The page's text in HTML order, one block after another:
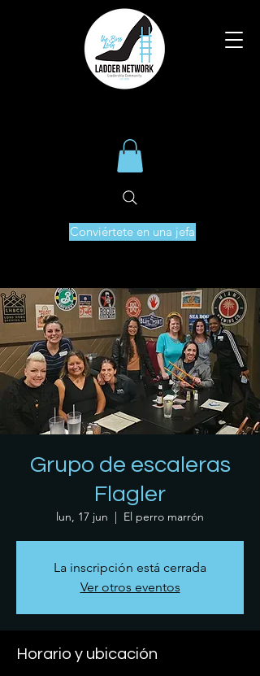
Conviértete en una jefa
Grupo de escaleras
Flagler
lun, 17 jun
  |
El perro marrón
La inscripción está cerrada
Ver otros eventos
Horario y ubicación